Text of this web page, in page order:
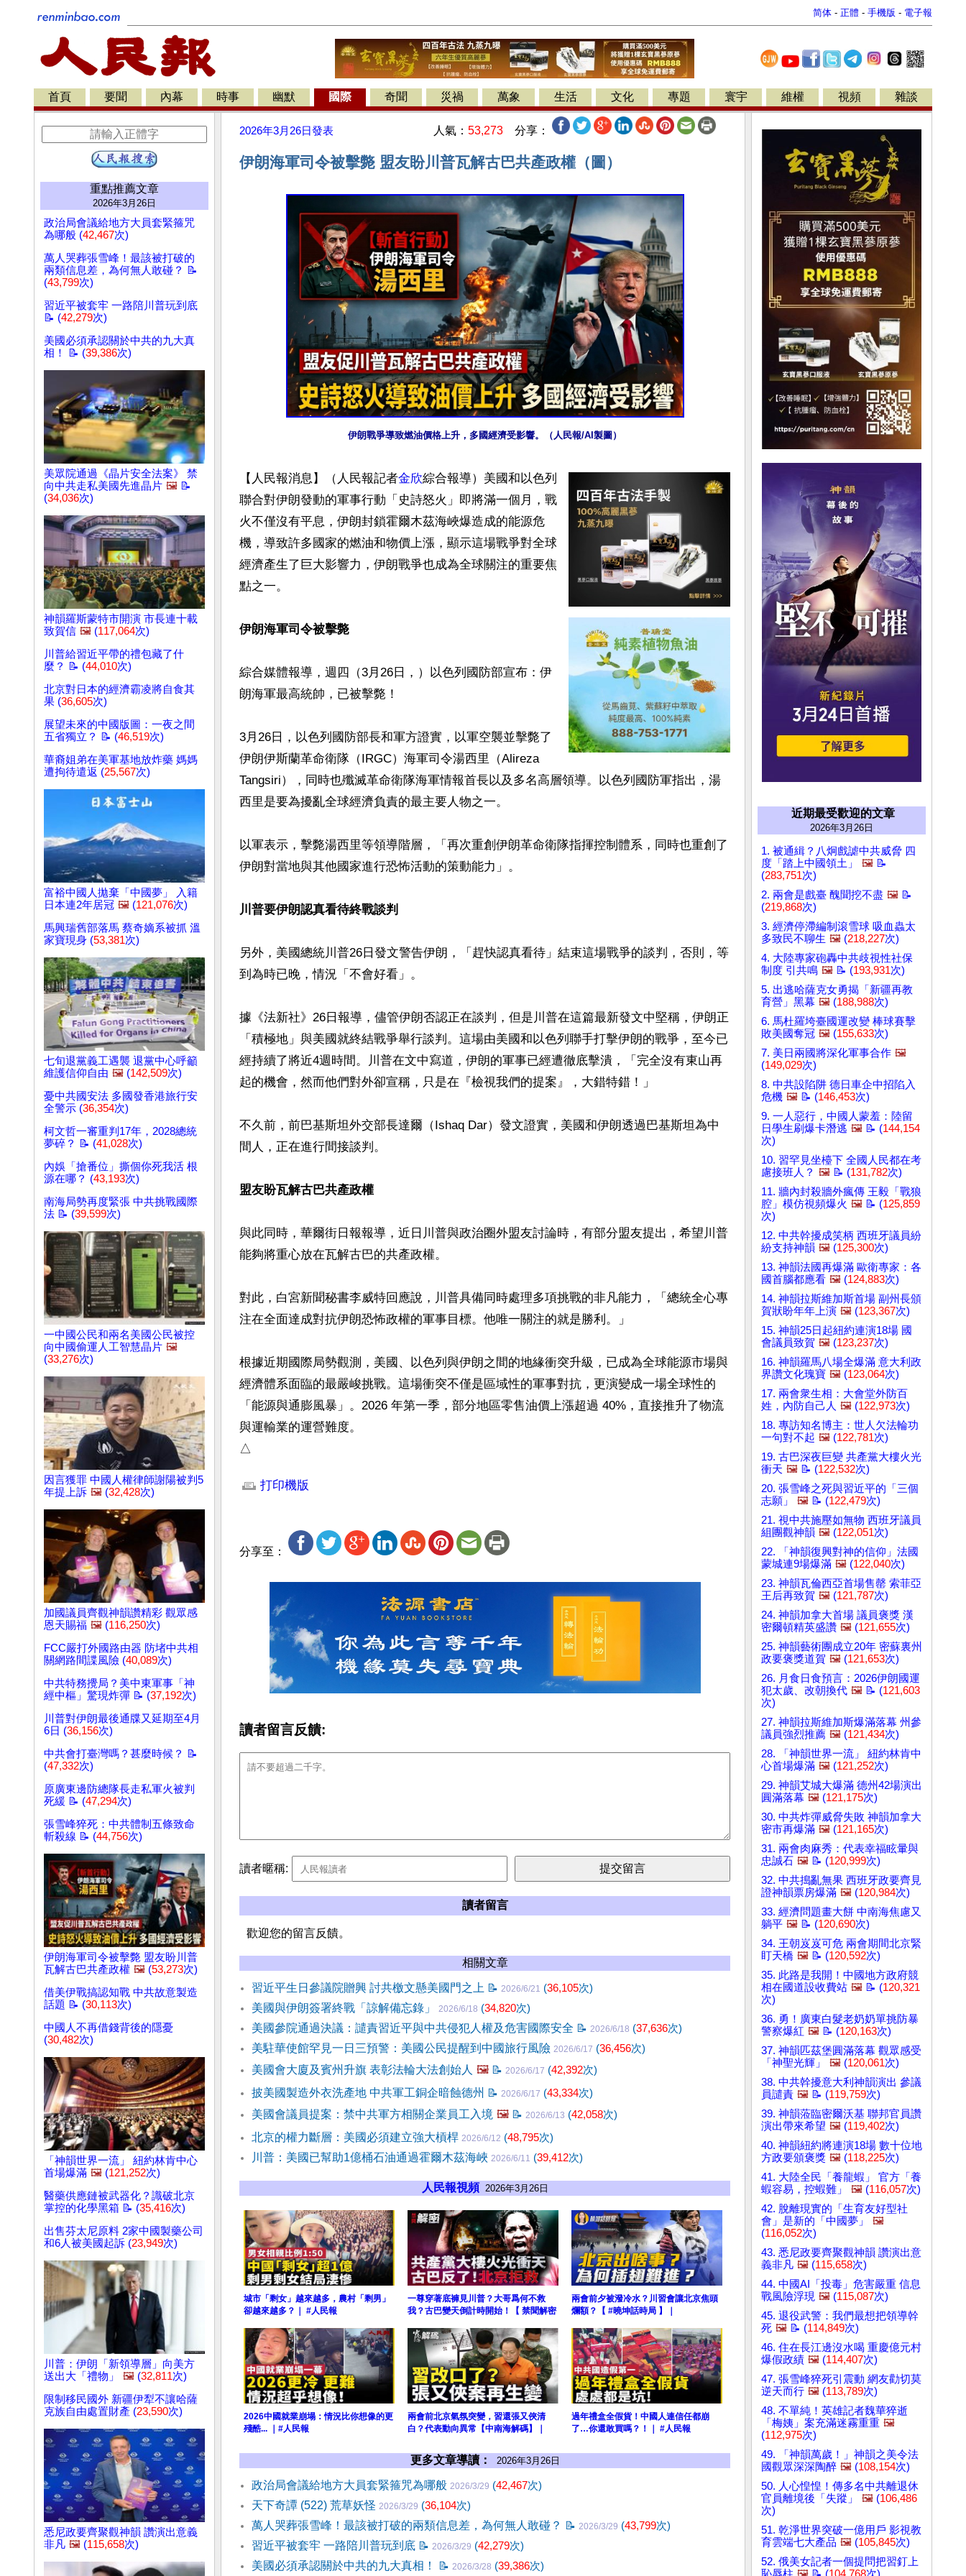
简体 - 正體 - 手機版 - 電子報
首頁 要聞 內幕 時事 幽默 國際 奇聞 災禍 萬象 生活 文化 專題 寰宇 維權 視頻 雜談
重點推薦文章
2026年3月26日
政治局會議給地方大員套緊箍咒
為哪般 (42,467次)
萬人哭葬張雪峰！最該被打破的
兩類信息差，為何無人敢碰？ 📝
(43,799次)
習近平被套牢 一路陪川普玩到底
📝 (42,279次)
美國必須承認關於中共的九大真
相！ 📝 (39,386次)
美眾院通過《晶片安全法案》 禁
向中共走私美國先進晶片 🖼️ 📝
(34,036次)
神韻羅斯蒙特市開演 市長連十載
致賀信 🖼️ (117,064次)
川普給習近平帶的禮包藏了什
麼？ 📝 (44,010次)
北京對日本的經濟霸凌將自食其
果 (36,605次)
展望未來的中國版圖：一夜之間
五省獨立？ 📝 (46,519次)
華裔姐弟在美軍基地放炸藥 媽媽
遭拘待遣返 (25,567次)
富裕中國人拋棄「中國夢」 入籍
日本連2年居冠 🖼️ (121,076次)
馬興瑞舊部落馬 蔡奇嫡系被抓 溫
家寶現身 (53,381次)
七旬退黨義工遇襲 退黨中心呼籲
維護信仰自由 🖼️ (142,509次)
憂中共國安法 多國發香港旅行安
全警示 (36,354次)
柯文哲一審重判17年，2028總統
夢碎？ 📝 (41,028次)
內娛「搶番位」撕個你死我活 根
源在哪？ (43,193次)
南海局勢再度緊張 中共挑戰國際
法 📝 (39,599次)
一中國公民和兩名美國公民被控
向中國偷運人工智慧晶片 🖼️
(33,276次)
因言獲罪 中國人權律師謝陽被判5
年提上訴 🖼️ (32,428次)
加國議員齊觀神韻讚精彩 觀眾感
恩天賜福 🖼️ (116,250次)
FCC嚴打外國路由器 防堵中共相
關網路間諜風險 (40,089次)
中共特務攪局？美中東軍事「神
經中樞」驚現炸彈 📝 (37,192次)
川普對伊朗最後通牒又延期至4月
6日 (36,156次)
中共會打臺灣嗎？甚麼時候？ 📝
(47,332次)
原廣東邊防總隊長走私軍火被判
死緩 📝 (47,294次)
張雪峰猝死：中共體制五條致命
斬殺線 📝 (44,756次)
伊朗海軍司令被擊斃 盟友盼川普
瓦解古巴共產政權 🖼️ (53,273次)
借美伊戰搞認知戰 中共故意製造
話題 📝 (30,113次)
中國人不再借錢背後的隱憂
(30,482次)
「神韻世界一流」 紐約林肯中心
首場爆滿 🖼️ (121,252次)
醫藥供應鏈被武器化？識破北京
掌控的化學黑箱 📝 (35,416次)
出售芬太尼原料 2家中國製藥公司
和6人被美國起訴 (23,949次)
川普：伊朗「新領導層」向美方
送出大「禮物」
🖼️ (32,811次)
限制移民國外 新疆伊犁不讓哈薩
克族自由處置財產 (23,590次)
悉尼政要齊聚觀神韻 讚演出意義
非凡 🖼️ (115,658次)
2026年3月26日發表 人氣： 53,273 分享：
伊朗海軍司令被擊斃 盟友盼川普瓦解古巴共產政權（圖）
伊朗戰爭導致燃油價格上升，多國經濟受影響。（人民報/AI製圖）
【人民報消息】（人民報記者金欣綜合報導）美國和以色列
聯合對伊朗發動的軍事行動「史詩怒火」即將滿一個月，戰
火不僅沒有平息，伊朗封鎖霍爾木茲海峽爆造成的能源危
機，導致許多國家的燃油和物價上漲，顯示這場戰爭對全球
經濟產生了巨大影響力，伊朗戰爭也成為全球關注的重要焦
點之一。
伊朗海軍司令被擊斃
綜合媒體報導，週四（3月26日，）以色列國防部宣布：伊
朗海軍最高統帥，已被擊斃！
3月26日，以色列國防部長和軍方證實，以軍空襲並擊斃了
伊朗伊斯蘭革命衛隊（IRGC）海軍司令湯西里（Alireza
Tangsiri），同時也殲滅革命衛隊海軍情報首長以及多名高層領導。以色列國防軍指出，湯
西里是要為擾亂全球經濟負責的最主要人物之一。
以軍表示，擊斃湯西里等領導階層，「再次重創伊朗革命衛隊指揮控制體系，同時也重創了
伊朗對當地與其他國家進行恐怖活動的策動能力」。
川普要伊朗認真看待終戰談判
另外，美國總統川普26日發文警告伊朗，「趕快認真看待」結束這場戰爭的談判，否則，等
到為時已晚，情況「不會好看」。
據《法新社》26日報導，儘管伊朗否認正在談判，但是川普在這篇最新發文中堅稱，伊朗正
「積極地」與美國就終結戰爭舉行談判。這場由美國和以色列聯手打擊伊朗的戰爭，至今已
經持續了將近4週時間。川普在文中寫道，伊朗的軍事已經遭徹底擊潰，「完全沒有東山再
起的機會，然而他們對外卻宣稱，只是在『檢視我們的提案』，大錯特錯！」
不久前，前巴基斯坦外交部長達爾（Ishaq Dar）發文證實，美國和伊朗透過巴基斯坦為中
間人，正在進行間接談判。
盟友盼瓦解古巴共產政權
與此同時，華爾街日報報導，近日川普與政治圈外盟友討論時，有部分盟友提出，希望川普
能夠將重心放在瓦解古巴的共產政權。
對此，白宮新聞秘書李威特回應說，川普具備同時處理多項挑戰的非凡能力，「總統全心專
注在全面達成對抗伊朗恐怖政權的軍事目標。他唯一關注的就是勝利。」
根據近期國際局勢觀測，美國、以色列與伊朗之間的地緣衝突升級，已成為全球能源市場與
經濟體系面臨的最嚴峻挑戰。這場衝突不僅是區域性的軍事對抗，更演變成一場全球性的
「能源與通膨風暴」。2026 年第一季，部分地區零售油價上漲超過 40%，直接推升了物流
與運輸業的運營難度。
△
打印機版
分享至：
讀者留言反饋:
讀者暱稱:
讀者留言
歡迎您的留言反饋。
相關文章
習近平生日參議院贈興 討共檄文懸美國門之上 📝 2026/6/21 (36,105次)
美國與伊朗簽署終戰「諒解備忘錄」
2026/6/18 (34,820次)
美國參院通過決議：譴責習近平與中共侵犯人權及危害國際安全 📝 2026/6/18 (37,636次)
美駐華使館罕見一日三預警：美國公民提醒到中國旅行風險 2026/6/17 (36,456次)
美國會大廈及賓州升旗 表彰法輪大法創始人 🖼️ 📝 2026/6/17 (42,392次)
披美國製造外衣洗產地 中共軍工銅企暗蝕德州 📝 2026/6/17 (43,334次)
美國會議員提案：禁中共軍方相關企業員工入境 🖼️ 📝 2026/6/13 (42,058次)
北京的權力斷層：美國必須建立強大槓桿 2026/6/12 (48,795次)
川普：美國已幫助1億桶石油通過霍爾木茲海峽 2026/6/11 (39,412次)
人民報視頻 2026年3月26日
城市「剩女」越來越多，農村「剩男」
卻越來越多？｜ #人民報
一尊穿著底褲見川普？大哥爲何不救
我？古巴變天倒計時開始！【 禁聞解密
兩會前夕被潑冷水？川習會讓北京焦頭
爛額？【 #曉坤話時局 】｜
2026中國就業崩塌：情況比你想像的更
殘酷... ｜#人民報
兩會前北京氣氛突變，習還張又俠清
白？代表動向異常【中南海解碼】｜
過年禮盒全假貨！中國人連信任都崩
了…你還敢買嗎？！｜ #人民報
更多文章導讀： 2026年3月26日
政治局會議給地方大員套緊箍咒為哪般 2026/3/29 (42,467次)
天下奇譚 (522) 荒草妖怪 2026/3/29 (36,104次)
萬人哭葬張雪峰！最該被打破的兩類信息差，為何無人敢碰？ 📝 2026/3/29 (43,799次)
習近平被套牢 一路陪川普玩到底 📝 2026/3/29 (42,279次)
美國必須承認關於中共的九大真相！ 📝 2026/3/28 (39,386次)
近期最受歡迎的文章
2026年3月26日
1. 被通緝？八炯戲謔中共威脅 四
度「踏上中國領土」
🖼️ 📝
(283,751次)
2. 兩會是戲臺 醜聞挖不盡 🖼️ 📝
(219,868次)
3. 經濟停滯編制滾雪球 吸血蟲太
多致民不聊生 🖼️ (218,227次)
4. 大陸專家砲轟中共歧視性社保
制度 引共鳴 🖼️ 📝 (193,931次)
5. 出逃哈薩克女勇揭「新疆再教
育營」黑幕 🖼️ (188,988次)
6. 馬杜羅垮臺國運改變 棒球賽擊
敗美國奪冠 🖼️ (155,633次)
7. 美日兩國將深化軍事合作 🖼️
(149,029次)
8. 中共設陷阱 德日車企中招陷入
危機 🖼️ 📝 (146,453次)
9. 一人惡行，中國人蒙羞：陸留
日學生刷爆卡潛逃 🖼️ 📝 (144,154
次)
10. 習罕見坐檯下 全國人民都在考
慮接班人？ 🖼️ 📝 (131,782次)
11. 牆內封殺牆外瘋傳 王毅「戰狼
腔」模仿視頻爆火 🖼️ 📝 (125,859
次)
12. 中共幹擾成笑柄 西班牙議員紛
紛支持神韻 🖼️ (125,300次)
13. 神韻法國再爆滿 歐衛專家：各
國首腦都應看 🖼️ (124,883次)
14. 神韻拉斯維加斯首場 副州長頒
賀狀盼年年上演 🖼️ (123,367次)
15. 神韻25日起紐約連演18場 國
會議員致賀 🖼️ (123,237次)
16. 神韻羅馬八場全爆滿 意大利政
界讚文化瑰寶 🖼️ (123,064次)
17. 兩會衆生相：大會堂外防百
姓，內防自己人 🖼️ (122,973次)
18. 專訪知名博主：世人欠法輪功
一句對不起 🖼️ (122,781次)
19. 古巴深夜巨變 共產黨大樓火光
衝天 🖼️ 📝 (122,532次)
20. 張雪峰之死與習近平的「三個
志願」
🖼️ 📝 (122,479次)
21. 視中共施壓如無物 西班牙議員
組團觀神韻 🖼️ (122,051次)
22. 「神韻復興對神的信仰」法國
蒙城連9場爆滿 🖼️ (122,040次)
23. 神韻瓦倫西亞首場售罄 索菲亞
王后再致賀 🖼️ (121,787次)
24. 神韻加拿大首場 議員褒獎 漢
密爾頓精英盛讚 🖼️ (121,655次)
25. 神韻藝術團成立20年 密蘇裏州
政要褒獎道賀 🖼️ (121,653次)
26. 月食日食預言：2026伊朗國運
犯太歲、改朝換代 🖼️ 📝 (121,603
次)
27. 神韻拉斯維加斯爆滿落幕 州參
議員強烈推薦 🖼️ (121,434次)
28. 「神韻世界一流」 紐約林肯中
心首場爆滿 🖼️ (121,252次)
29. 神韻艾城大爆滿 德州42場演出
圓滿落幕 🖼️ (121,175次)
30. 中共炸彈威脅失敗 神韻加拿大
密市再爆滿 🖼️ (121,165次)
31. 兩會肉麻秀：代表幸福眩暈與
忠誠石 🖼️ 📝 (120,999次)
32. 中共搗亂無果 西班牙政要齊見
證神韻票房爆滿 🖼️ (120,984次)
33. 經濟問題畫大餅 中南海焦慮又
躺平 🖼️ 📝 (120,690次)
34. 王朝岌岌可危 兩會期間北京緊
盯天橋 🖼️ 📝 (120,592次)
35. 此路是我開！中國地方政府競
相在國道設收費站 🖼️ 📝 (120,321
次)
36. 勇！廣東白髮老奶奶單挑防暴
警察爆紅 🖼️ 📝 (120,163次)
37. 神韻匹茲堡圓滿落幕 觀眾感受
「神聖光輝」
🖼️ (120,061次)
38. 中共幹擾意大利神韻演出 參議
員譴責 🖼️ 📝 (119,759次)
39. 神韻蒞臨密爾沃基 聯邦官員讚
演出帶來希望 🖼️ (119,402次)
40. 神韻紐約將連演18場 數十位地
方政要頒褒獎 🖼️ (118,225次)
41. 大陸全民「養龍蝦」 官方「養
蝦容易，控蝦難」
🖼️ (116,057次)
42. 脫離現實的「生育友好型社
會」是新的「中國夢」
🖼️
(116,052次)
43. 悉尼政要齊聚觀神韻 讚演出意
義非凡 🖼️ (115,658次)
44. 中國AI「投毒」危害嚴重 信息
戰風險浮現 🖼️ (115,087次)
45. 退役武警：我們最想把領導幹
死 🖼️ 📝 (114,849次)
46. 住在長江邊沒水喝 重慶億元村
爆假政績 🖼️ (114,407次)
47. 張雪峰猝死引震動 網友勸切莫
逆天而行 🖼️ (113,789次)
48. 不單純！英雄記者魏華猝逝
「梅姨」案充滿迷霧重重 🖼️
(112,975次)
49. 「神韻萬歲！」神韻之美令法
國觀眾深深陶醉 🖼️ (108,154次)
50. 人心惶惶！傳多名中共離退休
官員離境後「失蹤」
🖼️ (106,486
次)
51. 乾淨世界突破一億用戶 影視教
育雲端七大產品 🖼️ (105,845次)
52. 俄美女記者一個提問把習釘上